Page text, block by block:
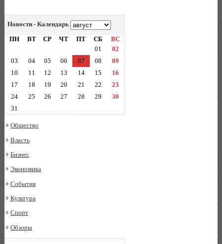
Новости - Календарь
ПН
ВТ СР ЧТ ПТ СБ
ВС
01
02
03
04 05 06 07 08
09
10
11 12 13 14 15
16
17
18 19 20 21 22
23
24
25 26 27 28 29
30
31
Общество
Власть
Бизнес
Экономика
События
Культура
Спорт
Обзоры